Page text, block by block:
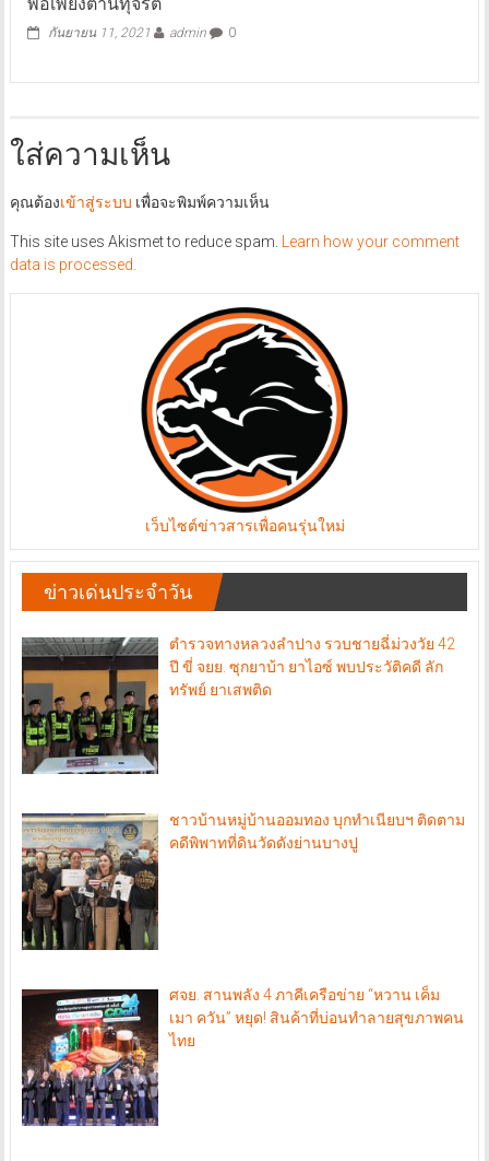
กันยายน 11, 2021 admin 0
ใส่ความเห็น
คุณต้องเข้าสู่ระบบ เพื่อจะพิมพ์ความเห็น
This site uses Akismet to reduce spam.
Learn how your comment
data is processed.
เว็บไซต์ข่าวสารเพื่อคนรุ่นใหม่
ข่าวเด่นประจำวัน
ตำรวจทางหลวงลำปาง รวบชายฉี่ม่วงวัย 42
ปี ขี่ จยย. ซุกยาบ้า ยาไอซ์ พบประวัติคดี ลัก
ทรัพย์ ยาเสพติด
ชาวบ้านหมู่บ้านออมทอง บุกทำเนียบฯ ติดตาม
คดีพิพาทที่ดินวัดดังย่านบางปู
ศจย. สานพลัง 4 ภาคีเครือข่าย “หวาน เค็ม
เมา ควัน” หยุด! สินค้าที่บ่อนทำลายสุขภาพคน
ไทย